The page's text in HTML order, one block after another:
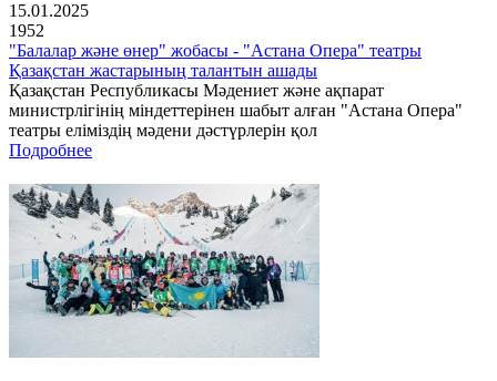
15.01.2025
1952
"Балалар және өнер" жобасы - "Астана Опера" театры
Қазақстан жастарының талантын ашады
Қазақстан Республикасы Мәдениет және ақпарат
министрлігінің міндеттерінен шабыт алған "Астана Опера"
театры еліміздің мәдени дәстүрлерін қол
Подробнее